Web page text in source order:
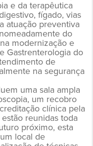
e da terapêutica
fígado, vias
atuação preventiva
do
modernização e
Gastrenterologia do
de
na segurança
uma sala ampla
um recobro
clínica pela
reunidas toda
próximo, esta
local de